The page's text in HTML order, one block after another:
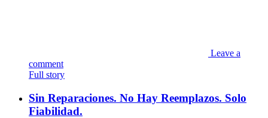
Leave a
comment
Full story
Sin Reparaciones. No Hay Reemplazos. Solo
Fiabilidad.